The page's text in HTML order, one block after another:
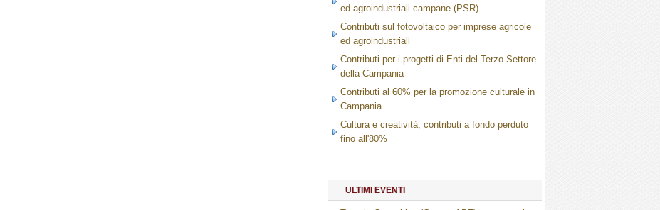
ed agroindustriali campane (PSR)
Contributi sul fotovoltaico per imprese agricole
ed agroindustriali
Contributi per i progetti di Enti del Terzo Settore
della Campania
Contributi al 60% per la promozione culturale in
Campania
Cultura e creatività, contributi a fondo perduto
fino all'80%
ULTIMI EVENTI